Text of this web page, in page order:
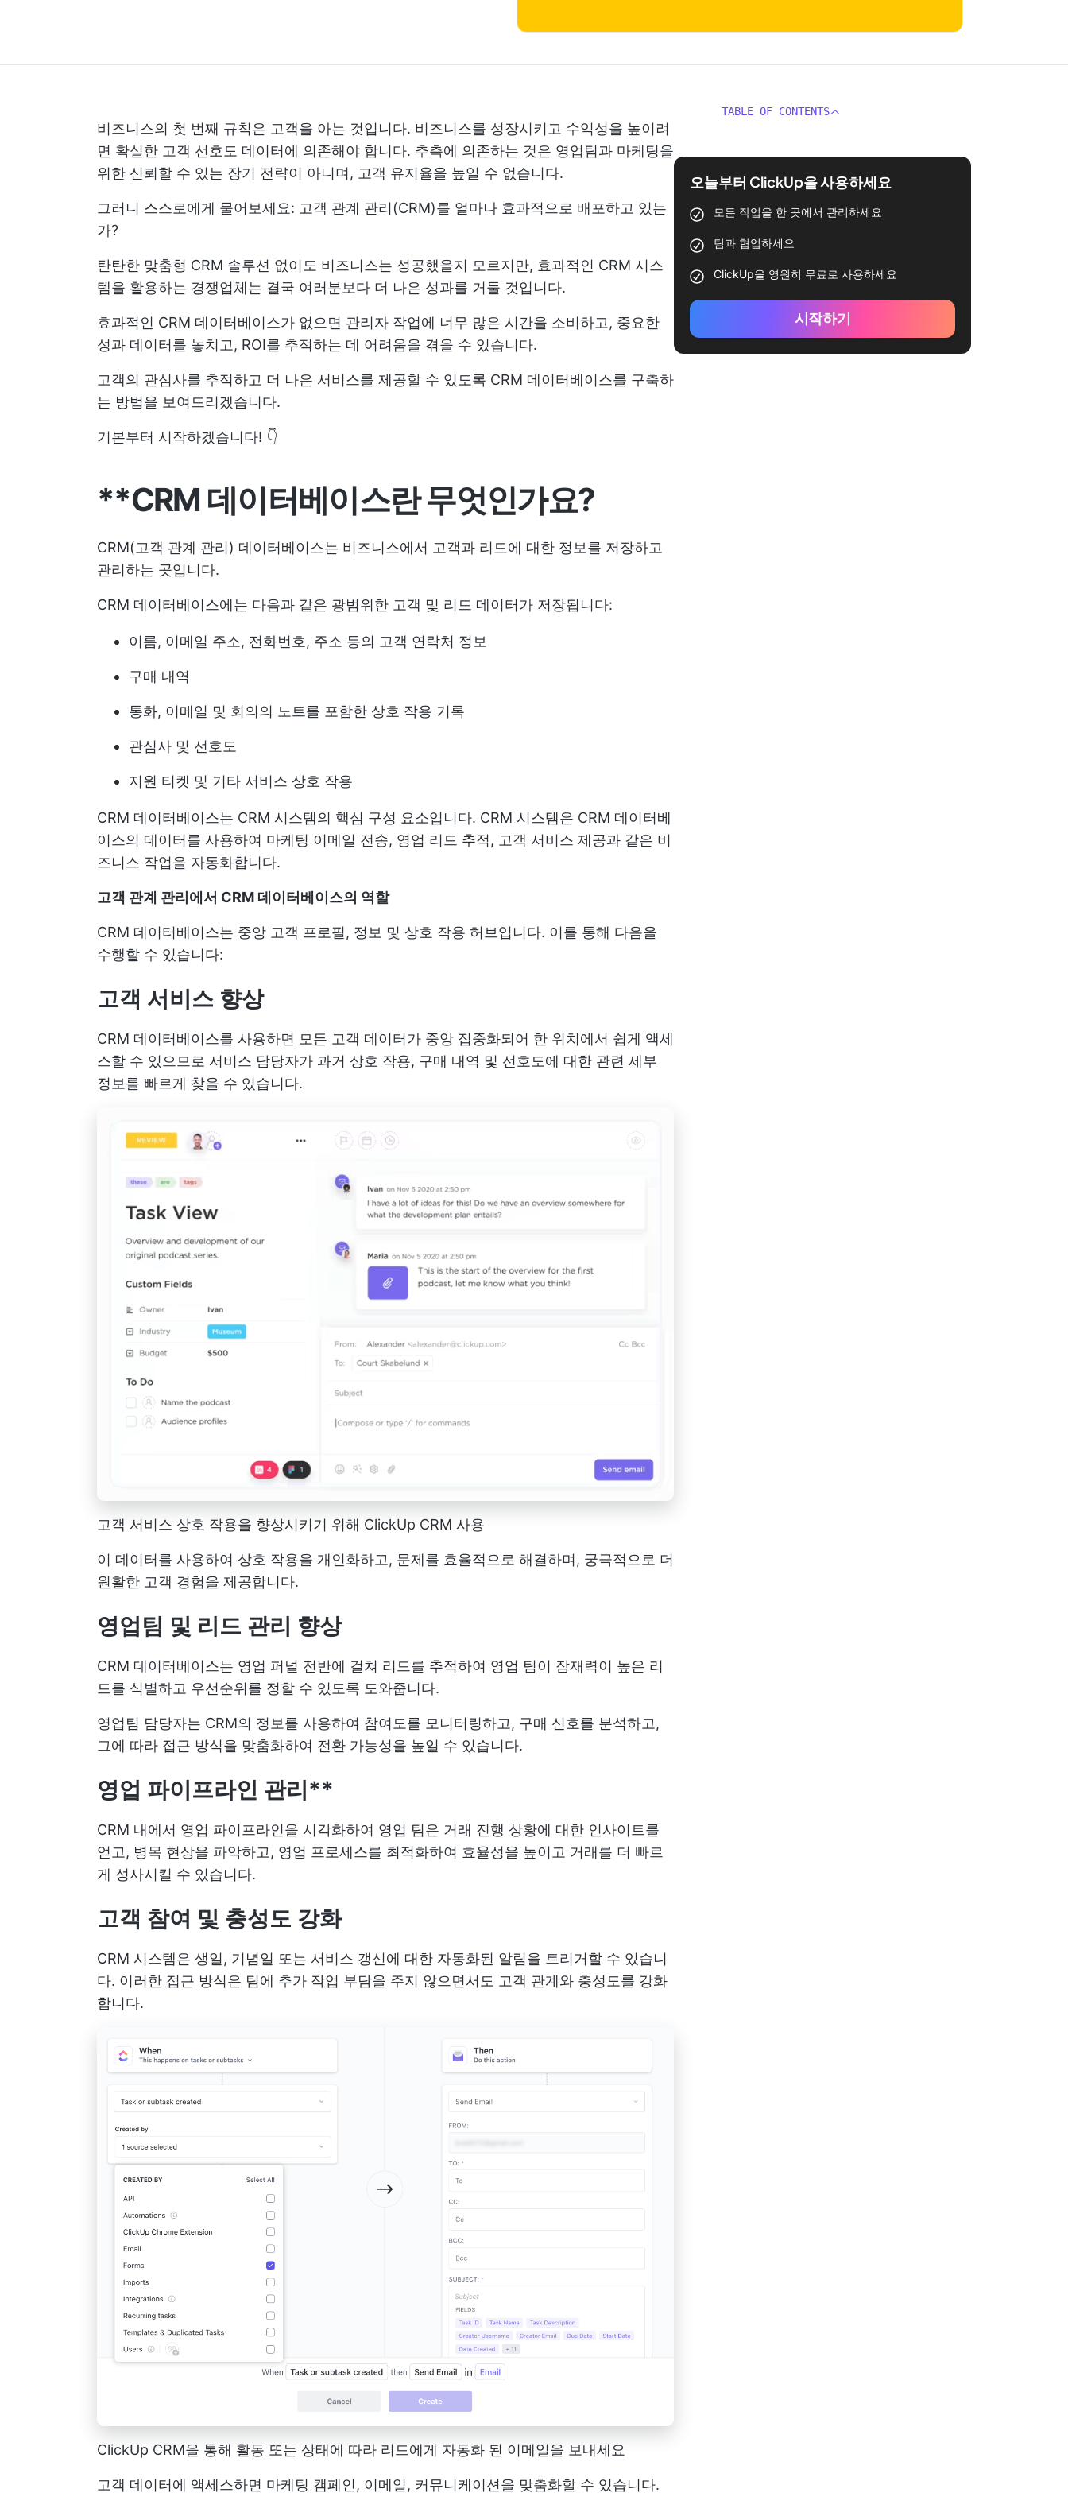
비즈니스의 첫 번째 규칙은 고객을 아는 것입니다. 비즈니스를 성장시키고 수익성을 높이려
면 확실한 고객 선호도 데이터에 의존해야 합니다. 추측에 의존하는 것은 영업팀과 마케팅을
위한 신뢰할 수 있는 장기 전략이 아니며, 고객 유지율을 높일 수 없습니다.
그러니 스스로에게 물어보세요: 고객 관계 관리(CRM)를 얼마나 효과적으로 배포하고 있는
가?
탄탄한 맞춤형 CRM 솔루션 없이도 비즈니스는 성공했을지 모르지만, 효과적인 CRM 시스
템을 활용하는 경쟁업체는 결국 여러분보다 더 나은 성과를 거둘 것입니다.
효과적인 CRM 데이터베이스가 없으면 관리자 작업에 너무 많은 시간을 소비하고, 중요한
성과 데이터를 놓치고, ROI를 추적하는 데 어려움을 겪을 수 있습니다.
고객의 관심사를 추적하고 더 나은 서비스를 제공할 수 있도록 CRM 데이터베이스를 구축하
는 방법을 보여드리겠습니다.
기본부터 시작하겠습니다! 👇
**CRM 데이터베이스란 무엇인가요?
CRM(고객 관계 관리) 데이터베이스는 비즈니스에서 고객과 리드에 대한 정보를 저장하고
관리하는 곳입니다.
CRM 데이터베이스에는 다음과 같은 광범위한 고객 및 리드 데이터가 저장됩니다:
이름, 이메일 주소, 전화번호, 주소 등의 고객 연락처 정보
구매 내역
통화, 이메일 및 회의의 노트를 포함한 상호 작용 기록
관심사 및 선호도
지원 티켓 및 기타 서비스 상호 작용
CRM 데이터베이스는 CRM 시스템의 핵심 구성 요소입니다. CRM 시스템은 CRM 데이터베
이스의 데이터를 사용하여 마케팅 이메일 전송, 영업 리드 추적, 고객 서비스 제공과 같은 비
즈니스 작업을 자동화합니다.
고객 관계 관리에서 CRM 데이터베이스의 역할
CRM 데이터베이스는 중앙 고객 프로필, 정보 및 상호 작용 허브입니다. 이를 통해 다음을
수행할 수 있습니다:
고객 서비스 향상
CRM 데이터베이스를 사용하면 모든 고객 데이터가 중앙 집중화되어 한 위치에서 쉽게 액세
스할 수 있으므로 서비스 담당자가 과거 상호 작용, 구매 내역 및 선호도에 대한 관련 세부
정보를 빠르게 찾을 수 있습니다.
고객 서비스 상호 작용을 향상시키기 위해 ClickUp CRM 사용
이 데이터를 사용하여 상호 작용을 개인화하고, 문제를 효율적으로 해결하며, 궁극적으로 더
원활한 고객 경험을 제공합니다.
영업팀 및 리드 관리 향상
CRM 데이터베이스는 영업 퍼널 전반에 걸쳐 리드를 추적하여 영업 팀이 잠재력이 높은 리
드를 식별하고 우선순위를 정할 수 있도록 도와줍니다.
영업팀 담당자는 CRM의 정보를 사용하여 참여도를 모니터링하고, 구매 신호를 분석하고,
그에 따라 접근 방식을 맞춤화하여 전환 가능성을 높일 수 있습니다.
영업 파이프라인 관리**
CRM 내에서 영업 파이프라인을 시각화하여 영업 팀은 거래 진행 상황에 대한 인사이트를
얻고, 병목 현상을 파악하고, 영업 프로세스를 최적화하여 효율성을 높이고 거래를 더 빠르
게 성사시킬 수 있습니다.
고객 참여 및 충성도 강화
CRM 시스템은 생일, 기념일 또는 서비스 갱신에 대한 자동화된 알림을 트리거할 수 있습니
다. 이러한 접근 방식은 팀에 추가 작업 부담을 주지 않으면서도 고객 관계와 충성도를 강화
합니다.
ClickUp CRM을 통해 활동 또는 상태에 따라 리드에게 자동화 된 이메일을 보내세요
고객 데이터에 액세스하면 마케팅 캠페인, 이메일, 커뮤니케이션을 맞춤화할 수 있습니다.
TABLE OF CONTENTS
오늘부터 ClickUp을 사용하세요
모든 작업을 한 곳에서 관리하세요
팀과 협업하세요
ClickUp을 영원히 무료로 사용하세요
시작하기